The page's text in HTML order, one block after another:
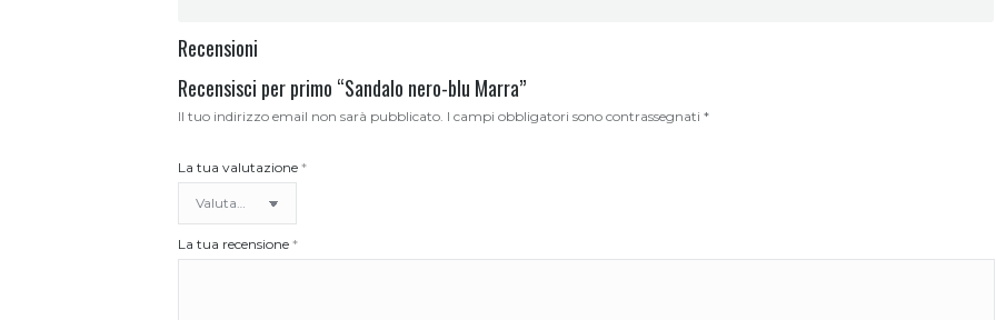
Recensioni
Recensisci per primo “Sandalo nero-blu Marra”
Il tuo indirizzo email non sarà pubblicato. I campi obbligatori sono contrassegnati *
La tua valutazione *
La tua recensione *